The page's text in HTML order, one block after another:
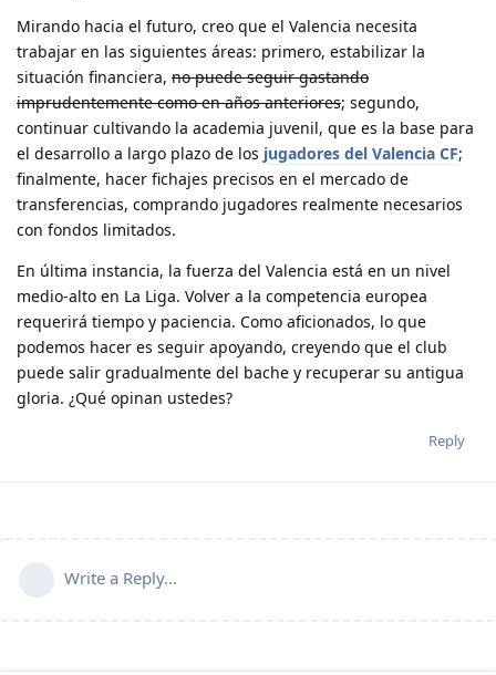
Mirando hacia el futuro, creo que el Valencia necesita
trabajar en las siguientes áreas: primero, estabilizar la
situación financiera, no puede seguir gastando
imprudentemente como en años anteriores; segundo,
continuar cultivando la academia juvenil, que es la base para
el desarrollo a largo plazo de los jugadores del Valencia CF;
finalmente, hacer fichajes precisos en el mercado de
transferencias, comprando jugadores realmente necesarios
con fondos limitados.
En última instancia, la fuerza del Valencia está en un nivel
medio-alto en La Liga. Volver a la competencia europea
requerirá tiempo y paciencia. Como aficionados, lo que
podemos hacer es seguir apoyando, creyendo que el club
puede salir gradualmente del bache y recuperar su antigua
gloria. ¿Qué opinan ustedes?
Reply
Write a Reply...